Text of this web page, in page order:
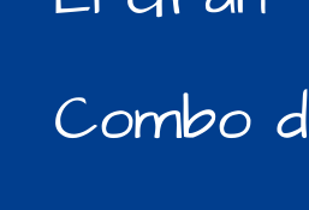
Combo